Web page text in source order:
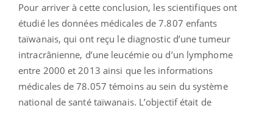
Pour arriver à cette conclusion, les scientifiques ont
étudié les données médicales de 7.807 enfants
taïwanais, qui ont reçu le diagnostic d’une tumeur
intracrânienne, d’une leucémie ou d’un lymphome
entre 2000 et 2013 ainsi que les informations
médicales de 78.057 témoins au sein du système
national de santé taïwanais. L’objectif était de